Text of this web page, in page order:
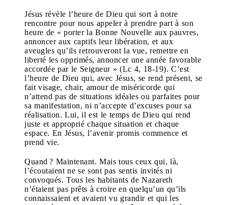
Jésus révèle l’heure de Dieu qui sort à notre
rencontre pour nous appeler à prendre part à son
heure de « porter la Bonne Nouvelle aux pauvres,
annoncer aux captifs leur libération, et aux
aveugles qu’ils retrouveront la vue, remettre en
liberté les opprimés, annoncer une année favorable
accordée par le Seigneur » (Lc 4, 18-19). C’est
l’heure de Dieu qui, avec Jésus, se rend présent, se
fait visage, chair, amour de miséricorde qui
n’attend pas de situations idéales ou parfaites pour
sa manifestation, ni n’accepte d’excuses pour sa
réalisation. Lui, il est le temps de Dieu qui rend
juste et approprié chaque situation et chaque
espace. En Jésus, l’avenir promis commence et
prend vie.
Quand ? Maintenant. Mais tous ceux qui, là,
l’écoutaient ne se sont pas sentis invités ni
convoqués. Tous les habitants de Nazareth
n’étaient pas prêts à croire en quelqu’un qu’ils
connaissaient et avaient vu grandir et qui les